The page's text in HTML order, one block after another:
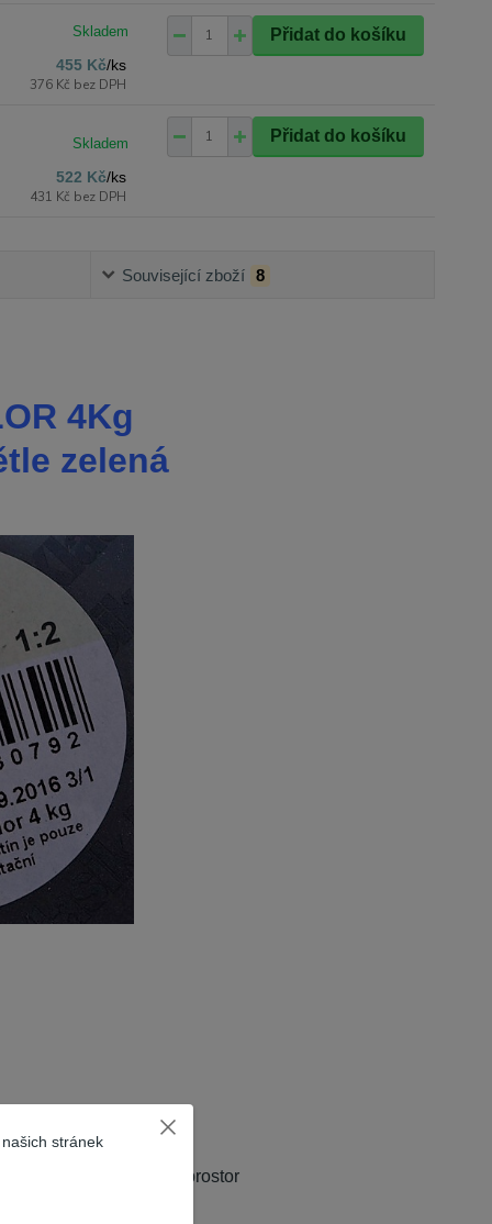
455 Kč/ks
376 Kč bez DPH
Přidat do košíku
522 Kč/ks
431 Kč bez DPH
Přidat do košíku
Související zboží 8
4Kg
prostor
stránek